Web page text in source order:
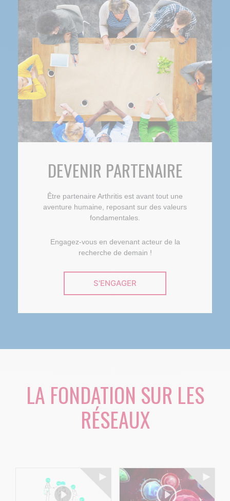
DEVENIR PARTENAIRE
Être partenaire Arthritis est avant tout une
aventure humaine, reposant sur des valeurs
fondamentales.
Engagez-vous en devenant acteur de la
recherche de demain !
S'ENGAGER
LA FONDATION SUR LES
RÉSEAUX